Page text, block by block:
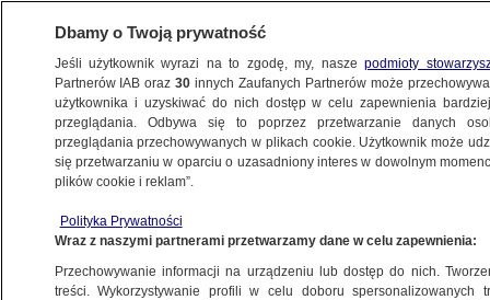
ŚWIAT
rozpuszczono w kwasie
2.11.2018, 19:23
Dbamy o Twoją prywatność
Jeśli użytkownik wyrazi na to zgodę, my, naszepodmioty
Partnerów IAB oraz30 innych Zaufanych Partnerów może
użytkownika i uzyskiwać do nich dostęp w celu zapewnienia
przeglądania. Odbywa się to poprzez przetwarzanie danych
przeglądania przechowywanych w plikach cookie. Użytkownik może
się przetwarzaniu w oparciu o uzasadniony interes w dowolnym
plików cookie i reklam”.
Polityka Prywatności
Wraz z naszymi partnerami przetwarzamy dane w celu zapewnienia:
Przechowywanie informacji na urządzeniu lub dostęp do nich.
treści. Wykorzystywanie profili w celu doboru spersonalizowanych